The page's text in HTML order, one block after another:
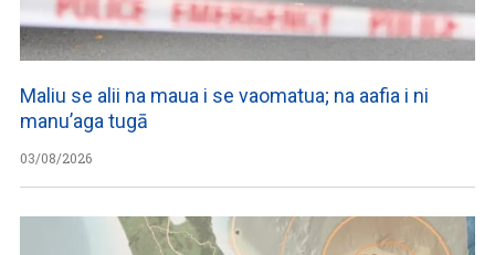
Maliu se alii na maua i se vaomatua; na aafia i ni
manu’aga tugā
03/08/2026